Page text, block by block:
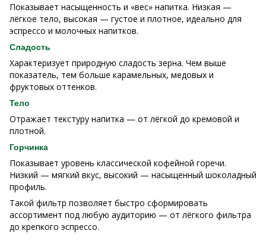
Показывает насыщенность и «вес» напитка. Низкая —
лёгкое тело, высокая — густое и плотное, идеально для
эспрессо и молочных напитков.
Сладость
Характеризует природную сладость зерна. Чем выше
показатель, тем больше карамельных, медовых и
фруктовых оттенков.
Тело
Отражает текстуру напитка — от лёгкой до кремовой и
плотной.
Горчинка
Показывает уровень классической кофейной горечи.
Низкий — мягкий вкус, высокий — насыщенный шоколадный
профиль.
Такой фильтр позволяет быстро сформировать
ассортимент под любую аудиторию — от лёгкого фильтра
до крепкого эспрессо.